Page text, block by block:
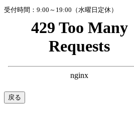
受付時間：9:00～19:00（水曜日定休）
戻る